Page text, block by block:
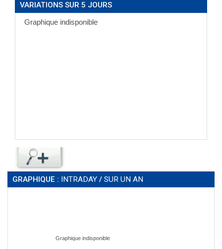
VARIATIONS SUR 5 JOURS
GRAPHIQUE : INTRADAY / SUR UN AN